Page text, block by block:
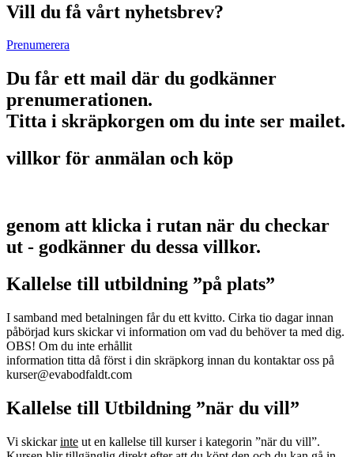
Vill du få vårt nyhetsbrev?
Prenumerera
Du får ett mail där du godkänner
prenumerationen.
Titta i skräpkorgen om du inte ser mailet.
villkor för anmälan och köp
genom att klicka i rutan när du checkar
ut - godkänner du dessa villkor.
Kallelse till utbildning ”på plats”
I samband med betalningen får du ett kvitto. Cirka tio dagar innan
påbörjad kurs skickar vi information om vad du behöver ta med dig.
OBS! Om du inte erhållit
information titta då först i din skräpkorg innan du kontaktar oss på
kurser@evabodfaldt.com
Kallelse till Utbildning ”när du vill”
Vi skickarinte ut en kallelse till kurser i kategorin ”när du vill”.